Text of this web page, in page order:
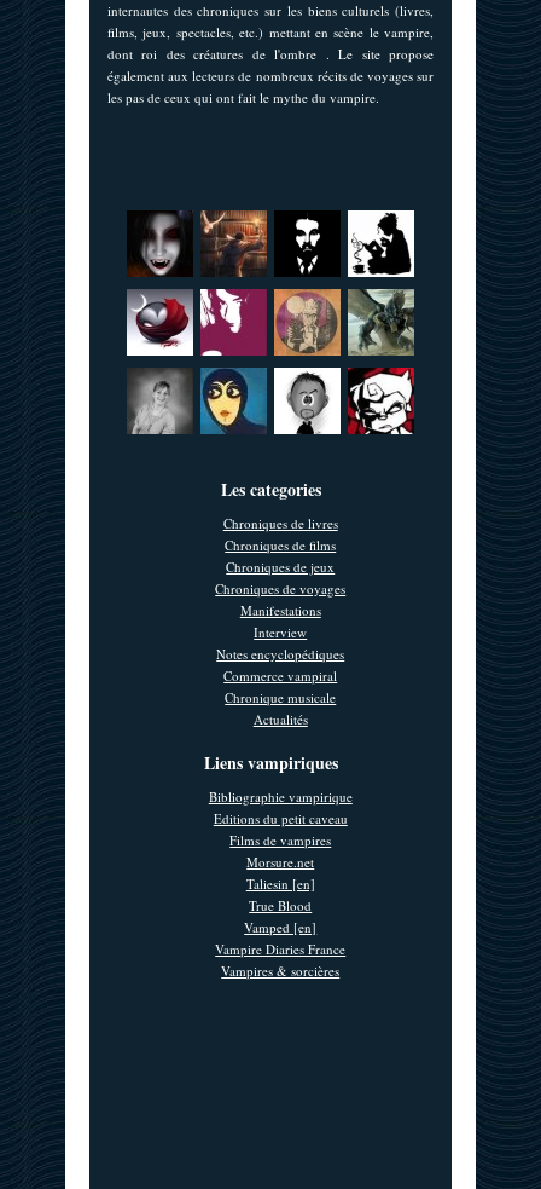
internautes des chroniques sur les biens culturels (livres,
films, jeux, spectacles, etc.) mettant en scène le vampire,
dont roi des créatures de l'ombre . Le site propose
également aux lecteurs de nombreux récits de voyages sur
les pas de ceux qui ont fait le mythe du vampire.
Les categories
Chroniques de livres
Chroniques de films
Chroniques de jeux
Chroniques de voyages
Manifestations
Interview
Notes encyclopédiques
Commerce vampiral
Chronique musicale
Actualités
Liens vampiriques
Bibliographie vampirique
Editions du petit caveau
Films de vampires
Morsure.net
Taliesin [en]
True Blood
Vamped [en]
Vampire Diaries France
Vampires & sorcières